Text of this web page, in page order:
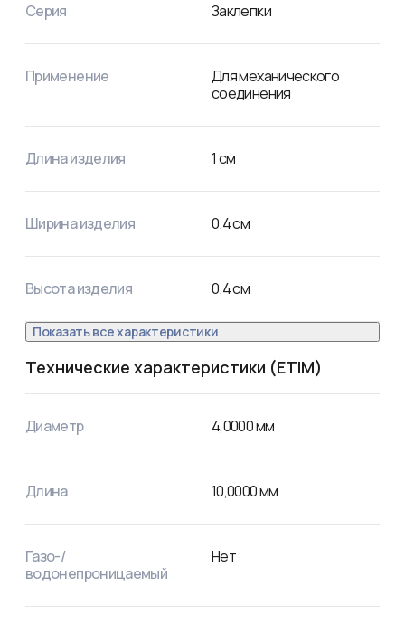
Серия Заклепки
Применение
Для механического
соединения
Длина изделия 1см
Ширина изделия 0.4см
Высота изделия 0.4см
Показать все характеристики
Технические характеристики (ETIM)
Диаметр 4,0000мм
Длина 10,0000мм
Газо-/
водонепроницаемый
Нет